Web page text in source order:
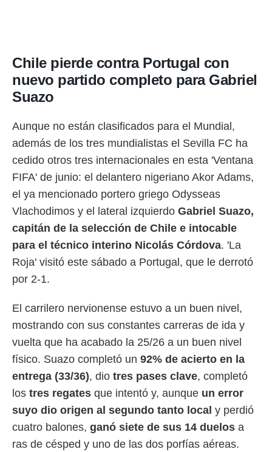
Chile pierde contra Portugal con
nuevo partido completo para Gabriel
Suazo
Aunque no están clasificados para el Mundial,
además de los tres mundialistas el Sevilla FC ha
cedido otros tres internacionales en esta 'Ventana
FIFA' de junio: el delantero nigeriano Akor Adams,
el ya mencionado portero griego Odysseas
Vlachodimos y el lateral izquierdo Gabriel Suazo,
capitán de la selección de Chile e intocable
para el técnico interino Nicolás Córdova. 'La
Roja' visitó este sábado a Portugal, que le derrotó
por 2-1.
El carrilero nervionense estuvo a un buen nivel,
mostrando con sus constantes carreras de ida y
vuelta que ha acabado la 25/26 a un buen nivel
físico. Suazo completó un 92% de acierto en la
entrega (33/36), dio tres pases clave, completó
los tres regates que intentó y, aunque un error
suyo dio origen al segundo tanto local y perdió
cuatro balones, ganó siete de sus 14 duelos a
ras de césped y uno de las dos porfías aéreas.